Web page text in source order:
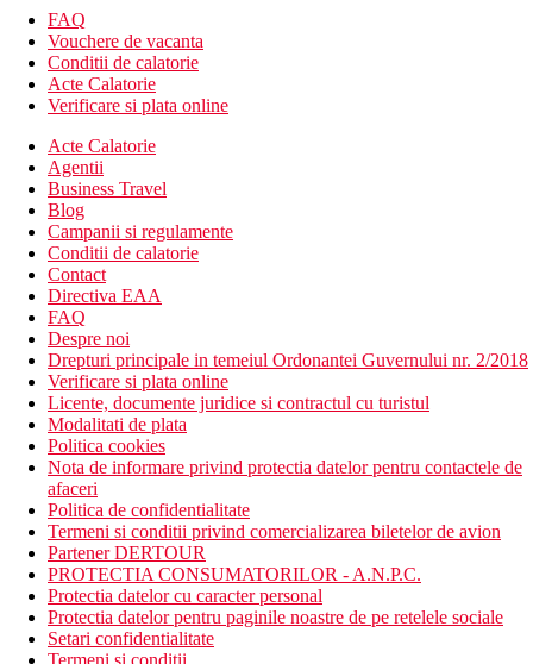
Descrierea hotelului
Hotelul dispune de:
Wifi
aer conditionat
menaj zilnic
lobby
spalatorie (contra cost)
fitness
receptie deschisa non stop
camera de bagaje
room service
sali de conferinta / petreceri (contra cost)
terasa
gradina
piscina
restaurant
bar
spa & centru de wellness
serviciu de trezire
Descrierea plajei
plaja cu nisip
Activitati sportive gratuite
muzica/spectacol live
fitness
sauna
FAQ
Vouchere de vacanta
Conditii de calatorie
Acte Calatorie
Verificare si plata online
Acte Calatorie
Agentii
Business Travel
Blog
Campanii si regulamente
Conditii de calatorie
Contact
Directiva EAA
FAQ
Despre noi
Drepturi principale in temeiul Ordonantei Guvernului nr. 2/2018
Verificare si plata online
Licente, documente juridice si contractul cu turistul
Modalitati de plata
Politica cookies
Nota de informare privind protectia datelor pentru contactele de
afaceri
Politica de confidentialitate
Termeni si conditii privind comercializarea biletelor de avion
Partener DERTOUR
PROTECTIA CONSUMATORILOR - A.N.P.C.
Protectia datelor cu caracter personal
Protectia datelor pentru paginile noastre de pe retelele sociale
Setari confidentialitate
Termeni si conditii